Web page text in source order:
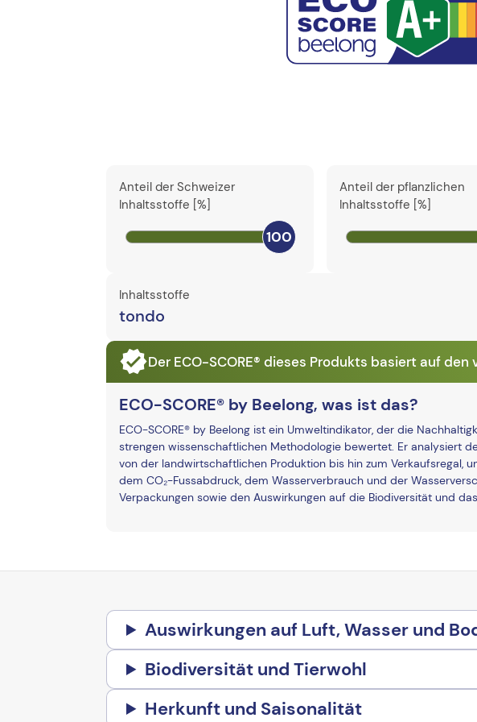
Anteil der Schweizer
Inhaltsstoffe [%]
100
Anteil der pflanzlichen
Inhaltsstoffe [%]
Inhaltsstoffe
tondo
Der ECO-SCORE® dieses Produkts basiert auf
ECO-SCORE® by Beelong, was ist das?
ECO-SCORE® by Beelong ist ein Umweltindikator, der die
strengen wissenschaftlichen Methodologie bewertet. Er analysiert
von der landwirtschaftlichen Produktion bis hin zum Verkaufsregal,
dem CO₂-Fussabdruck, dem Wasserverbrauch und der
Verpackungen sowie den Auswirkungen auf die Biodiversität und
Auswirkungen auf Luft, Wasser und
Biodiversität und Tierwohl
Herkunft und Saisonalität